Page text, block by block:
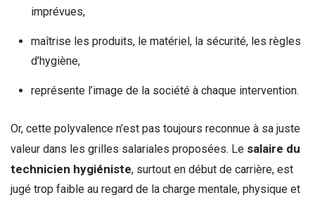
imprévues,
maîtrise les produits, le matériel, la sécurité, les règles
d’hygiène,
représente l’image de la société à chaque intervention.
Or, cette polyvalence n’est pas toujours reconnue à sa juste
valeur dans les grilles salariales proposées. Le salaire du
technicien hygiéniste, surtout en début de carrière, est
jugé trop faible au regard de la charge mentale, physique et